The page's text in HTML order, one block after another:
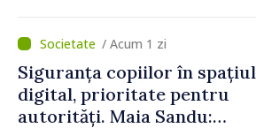
de vârf a concediilor
/ Acum 1 zi
Siguranța copiilor în spațiul
digital, prioritate pentru
autorități. Maia Sandu: